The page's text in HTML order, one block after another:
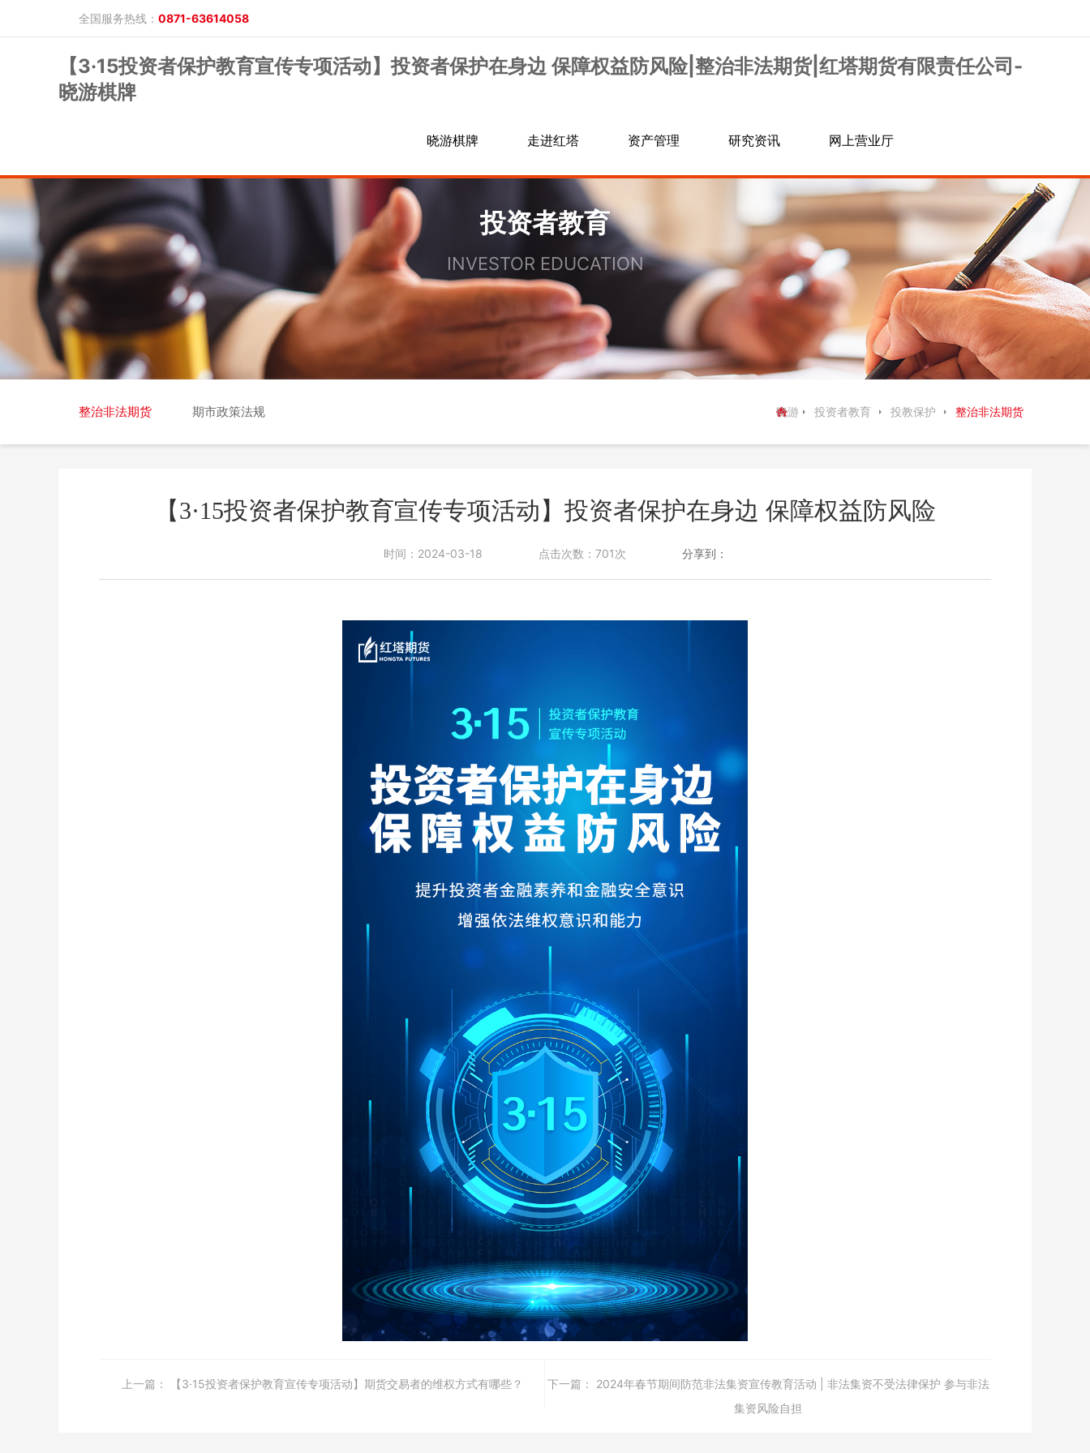
全国服务热线： 0871-63614058
【3·15投资者保护教育宣传专项活动】投资者保护在身边 保障权益防风险|整治非法期货|红塔期货有限责任公司-
晓游棋牌
晓游棋牌 走进红塔
公司服务
信息公示 党群工作
公司公告 诚聘英才 联系晓游棋牌
资产管理
行业资讯 信息披露
研究资讯 网上营业厅
营业网点
业务公告 银期转账 业务指南
软件下载
手机版 电脑版
手续费通知 交易所公告
保证金公示 居间人信息查询 常见问题
银期相关 其他业务
软件相关
密码相关
开户相关
结算相关
交易相关
隐私政策
交易规则 期货课堂
反洗钱专栏
反洗钱宣传 反洗钱法规 投资者教育
INVESTOR EDUCATION
整治非法期货 期市政策法规 晓游 投资者教育 投教保护 整治非法期货
【3·15投资者保护教育宣传专项活动】投资者保护在身边 保障权益防风险
时间：2024-03-18 点击次数：701次 分享到：
上一篇： 【3·15投资者保护教育宣传专项活动】期货交易者的维权方式有哪些？ 下一篇：
2024年春节期间防范非法集资宣传教育活动 | 非法集资不受法律保护 参与非法
集资风险自担